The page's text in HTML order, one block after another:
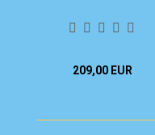
209,00 EUR